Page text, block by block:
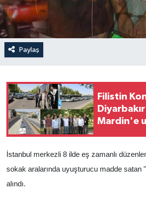
Paylaş
Filistin
Mardin'e
İstanbul merkezli 8 ilde eş zamanlı
sokak aralarında uyuşturucu madde satan
alındı.
Eği̇ti̇m